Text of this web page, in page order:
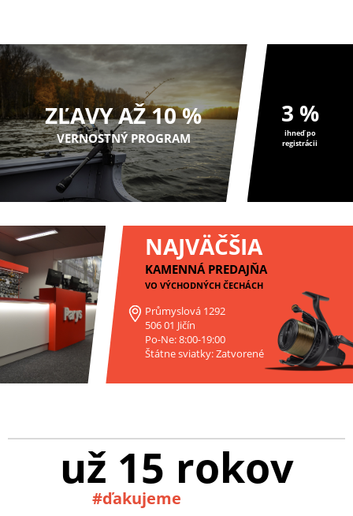
ZĽAVY AŽ 10 %
VERNOSTNÝ PROGRAM
3 %
ihneď po
registrácii
NAJVÄČŠIA
KAMENNÁ PREDAJŇA
VO VÝCHODNÝCH ČECHÁCH
Průmyslová 1292
506 01 Jičín
Po-Ne: 8:00-19:00
Štátne sviatky: Zatvorené
už 15 rokov
#ďakujeme